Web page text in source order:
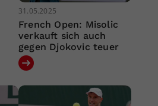
31.05.2025
French Open: Misolic
verkauft sich auch
gegen Djokovic teuer